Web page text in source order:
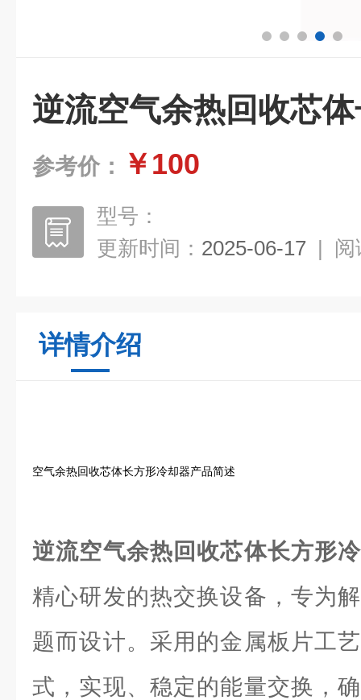
逆流空气余热回收芯
参考价： ￥100
型号：
更新时间： 2025-06-17 | 阅
详情介绍
空气余热回收芯体长方形冷却器产品简述
逆流空气余热回收芯体长方形
精心研发的热交换设备，专为
题而设计。采用的金属板片工
式，实现、稳定的能量交换，